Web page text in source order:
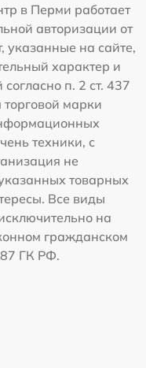
в Перми работает
авторизации от
указанные на сайте,
характер и
п. 2 ст. 437
марки
техники, с
не
товарных
Все виды
на
гражданском
ГК РФ.